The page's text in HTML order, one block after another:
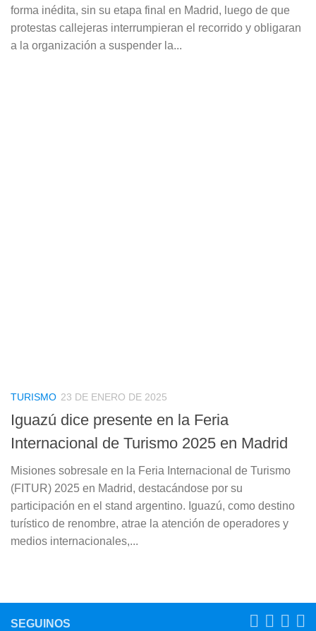
forma inédita, sin su etapa final en Madrid, luego de que
protestas callejeras interrumpieran el recorrido y obligaran
a la organización a suspender la...
TURISMO 23 DE ENERO DE 2025
Iguazú dice presente en la Feria
Internacional de Turismo 2025 en Madrid
Misiones sobresale en la Feria Internacional de Turismo
(FITUR) 2025 en Madrid, destacándose por su
participación en el stand argentino. Iguazú, como destino
turístico de renombre, atrae la atención de operadores y
medios internacionales,...
SEGUINOS